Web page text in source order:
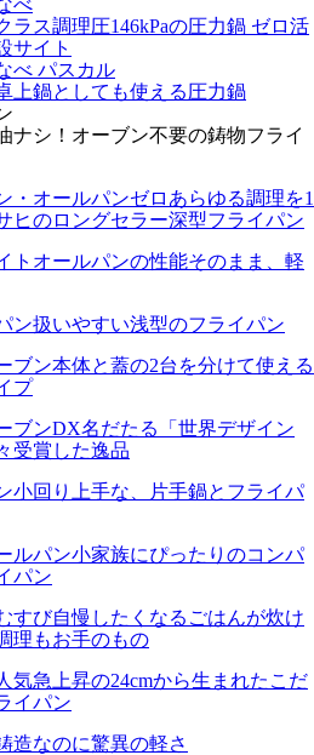
ラス調理圧146kPaの圧力鍋 ゼロ活
サイト
べ パスカル
上鍋としても使える圧力鍋
ナシ！オーブン不要の鋳物フライ
・オールパンゼロ あらゆる調理を1
ヒのロングセラー深型フライパン
ト オールパンの性能そのまま、軽
ン扱いやすい浅型のフライパン
ブン本体と蓋の2台を分けて使える
プ
ブンDX名だたる「世界デザイン
受賞した逸品
小回り上手な、片手鍋とフライパ
ルパン小家族にぴったりのコンパ
パン
すび自慢したくなるごはんが炊け
理もお手のもの
気急上昇の24cmから生まれたこだ
イパン
造なのに驚異の軽さ